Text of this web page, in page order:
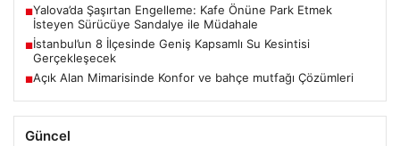
■Yalova’da Şaşırtan Engelleme: Kafe Önüne Park Etmek
İsteyen Sürücüye Sandalye ile Müdahale
■İstanbul’un 8 İlçesinde Geniş Kapsamlı Su Kesintisi
Gerçekleşecek
■Açık Alan Mimarisinde Konfor ve bahçe mutfağı Çözümleri
Güncel